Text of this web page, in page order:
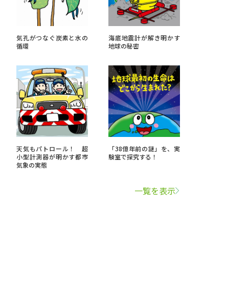
このサイトについて
発送状況の確認 テレメール
お支払いサイト
気孔がつなぐ炭素と水の
循環
海底地震計が解き明かす
地球の秘密
天気もパトロール！ 超
小型計測器が明かす都市
気象の実態
「38億年前の謎」を、実
験室で探究する！
一覧を表示